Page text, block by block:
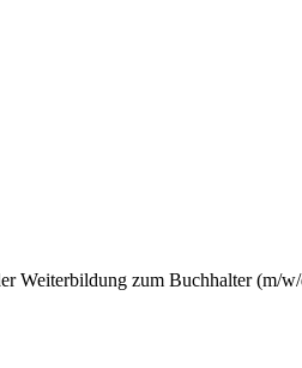
Weiterbildung zum Buchhalter (m/